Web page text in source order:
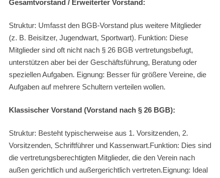
Gesamtvorstand / Erweiterter Vorstand:
Struktur: Umfasst den BGB-Vorstand plus weitere Mitglieder
(z. B. Beisitzer, Jugendwart, Sportwart). Funktion: Diese
Mitglieder sind oft nicht nach § 26 BGB vertretungsbefugt,
unterstützen aber bei der Geschäftsführung, Beratung oder
speziellen Aufgaben. Eignung: Besser für größere Vereine, die
Aufgaben auf mehrere Schultern verteilen wollen.
Klassischer Vorstand (Vorstand nach § 26 BGB):
Struktur: Besteht typischerweise aus 1. Vorsitzenden, 2.
Vorsitzenden, Schriftführer und Kassenwart.Funktion: Dies sind
die vertretungsberechtigten Mitglieder, die den Verein nach
außen gerichtlich und außergerichtlich vertreten.Eignung: Ideal